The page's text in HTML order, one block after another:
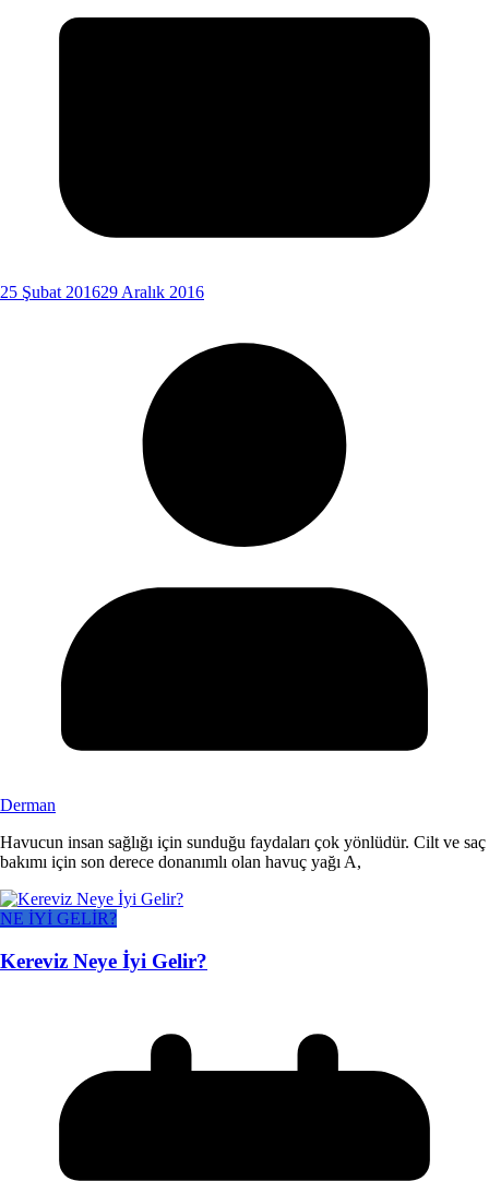
25 Şubat 201629 Aralık 2016
Derman
Havucun insan sağlığı için sunduğu faydaları çok yönlüdür. Cilt ve saç
bakımı için son derece donanımlı olan havuç yağı A,
NE İYİ GELİR?
Kereviz Neye İyi Gelir?